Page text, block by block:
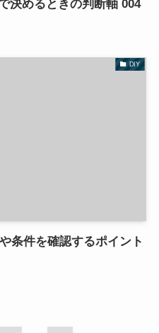
決めるときの判断軸 004
DIY
条件を確認するポイント